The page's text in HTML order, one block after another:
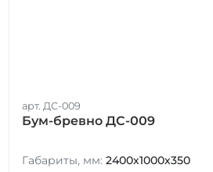
арт. ДС-009
Бум-бревно ДС-009
Габариты, мм: 2400х1000х350